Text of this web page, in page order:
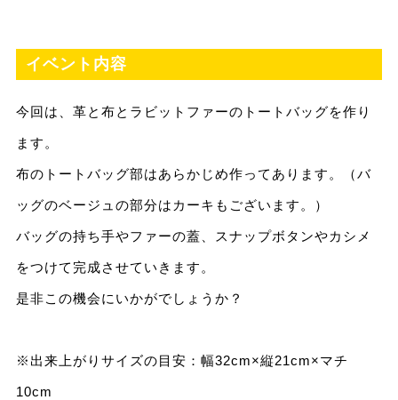
イベント内容
今回は、革と布とラビットファーのトートバッグを作り
ます。
布のトートバッグ部はあらかじめ作ってあります。（バ
ッグのベージュの部分はカーキもございます。）
バッグの持ち手やファーの蓋、スナップボタンやカシメ
をつけて完成させていきます。
是非この機会にいかがでしょうか？
※出来上がりサイズの目安：幅32cm×縦21cm×マチ
10cm